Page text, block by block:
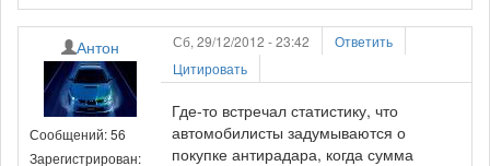
Антон
Сообщений: 56
Зарегистрирован:
Сб, 29/12/2012 - 23:42
Ответить
Цитировать
Где-то встречал статистику, что
автомобилисты задумываются о
покупке антирадара, когда сумма